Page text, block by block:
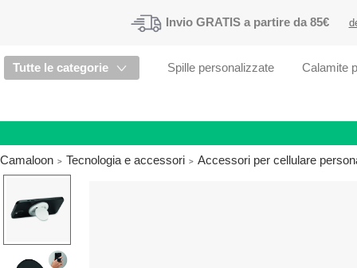
Invio GRATIS a partire da 85€
Tutte le categorie Spille personalizzate Calamite
Camaloon
Tecnologia e accessori Accessori per cellulare